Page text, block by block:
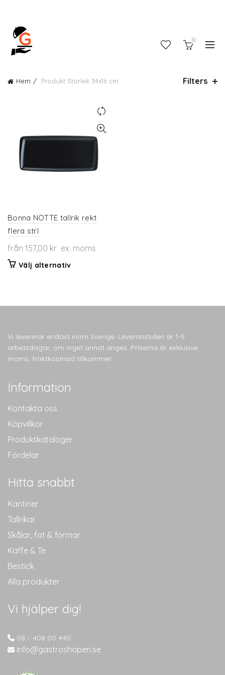
0
Hem Produkt Storlek 34x16 cm Filters
Bonna NOTTE tallrik rekt
flera strl
från 157,00 kr ex. moms
Välj alternativDen
flera
olika
alternativen
kan
Vi levererar endast inom Sverige. Leveranstiden är 1-5
arbetsdagar, om inget annat anges. Priserna är exklusive
moms, fraktkostnad tillkommer.
Information
Kontakta oss
Köpvillkor
Produktkataloger
Fördelar
Hitta snabbt
Kantiner
Tallrikar
Skålar, fat & formar
Kaffe & Te
Bestick
Alla produkter
Vi hjälper dig!
08 – 408 00 440
info@gastroshopen.se